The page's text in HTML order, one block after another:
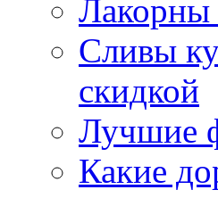
Лакорны
Сливы
скидкой
Лучшие
Какие